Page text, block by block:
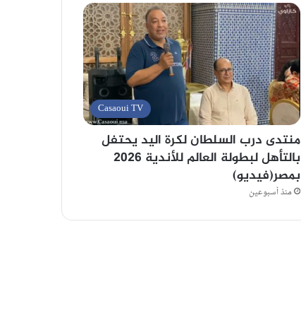
Casaoui TV
منتدى درب السلطان لكرة اليد يحتفل
بالتأهل لبطولة العالم للأندية 2026
بمصر(فيديو)
منذ أسبوعين